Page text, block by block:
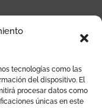
tecnologías como las
del dispositivo. El
procesar datos como
únicas en este